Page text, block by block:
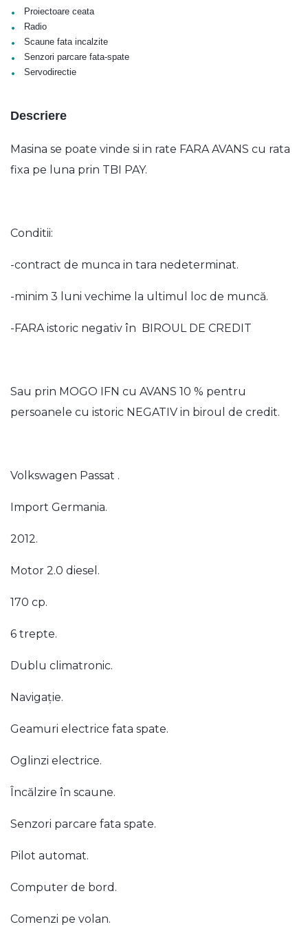
• Proiectoare ceata
• Radio
• Scaune fata incalzite
• Senzori parcare fata-spate
• Servodirectie
Descriere
Masina se poate vinde si in rate FARA AVANS cu rata
fixa pe luna prin TBI PAY.
Conditii:
-contract de munca in tara nedeterminat.
-minim 3 luni vechime la ultimul loc de muncă.
-FARA istoric negativ în BIROUL DE CREDIT
Sau prin MOGO IFN cu AVANS 10 % pentru
persoanele cu istoric NEGATIV in biroul de credit.
Volkswagen Passat .
Import Germania.
2012.
Motor 2.0 diesel.
170 cp.
6 trepte.
Dublu climatronic.
Navigație.
Geamuri electrice fata spate.
Oglinzi electrice.
Încălzire în scaune.
Senzori parcare fata spate.
Pilot automat.
Computer de bord.
Comenzi pe volan.